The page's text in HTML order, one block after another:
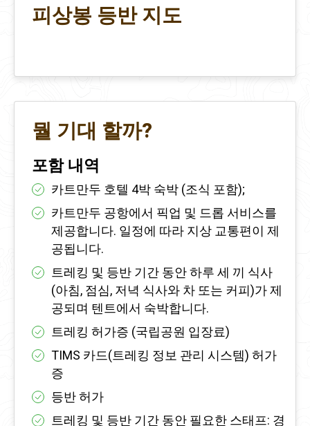
피상봉 등반 지도
뭘 기대 할까?
포함 내역
카트만두 호텔 4박 숙박 (조식 포함);
카트만두 공항에서 픽업 및 드롭 서비스를
제공합니다. 일정에 따라 지상 교통편이 제
공됩니다.
트레킹 및 등반 기간 동안 하루 세 끼 식사
(아침, 점심, 저녁 식사와 차 또는 커피)가 제
공되며 텐트에서 숙박합니다.
트레킹 허가증 (국립공원 입장료)
TIMS 카드(트레킹 정보 관리 시스템) 허가
증
등반 허가
트레킹 및 등반 기간 동안 필요한 스태프: 경